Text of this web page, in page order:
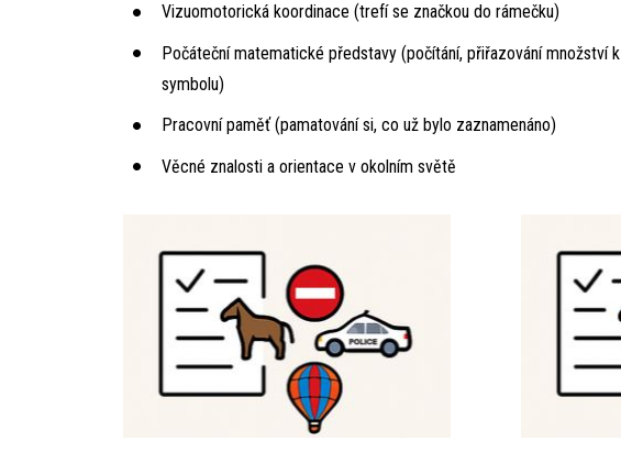
Vizuomotorická koordinace (trefí se značkou do rámečku)
Počáteční matematické představy (počítání, přiřazování množství k
symbolu)
Pracovní paměť (pamatování si, co už bylo zaznamenáno)
Věcné znalosti a orientace v okolním světě